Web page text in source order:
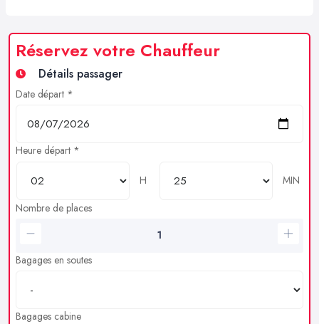
Réservez votre Chauffeur
Détails passager
Date départ *
Heure départ *
H
MIN
Nombre de places
Bagages en soutes
Bagages cabine